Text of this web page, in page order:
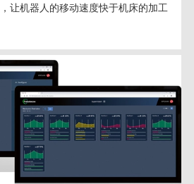
让机器人的移动速度快于机床的加工